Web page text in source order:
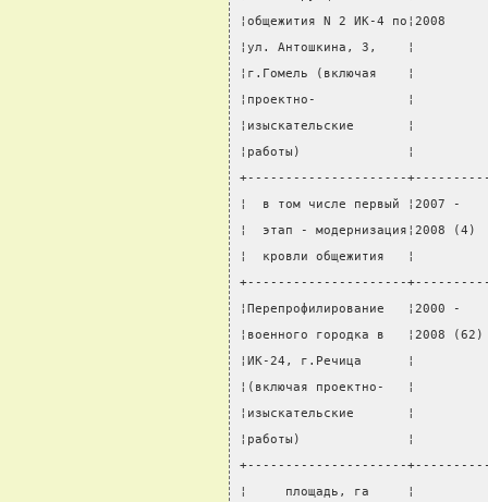
¦общежития N 2 ИК-4
¦ул. Антошкина, 3,
¦г.Гомель (включая
¦проектно-            ¦
¦изыскательские
¦работы)              ¦
+---------------------
¦  в том числе первый
¦  этап -
¦  кровли общежития
+---------------------
¦Перепрофилирование
¦военного городка в
¦ИК-24, г.Речица      ¦
¦(включая проектно-
¦изыскательские
¦работы)              ¦
+---------------------
¦     площадь, га     ¦